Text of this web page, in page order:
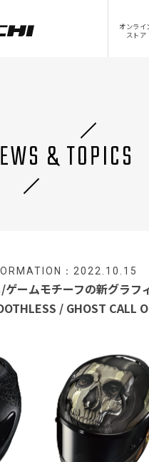
オンライ
ストア
& TOPICS
：2022.10.15
/ゲームモチーフの新グラフ
/ GHOST CALL